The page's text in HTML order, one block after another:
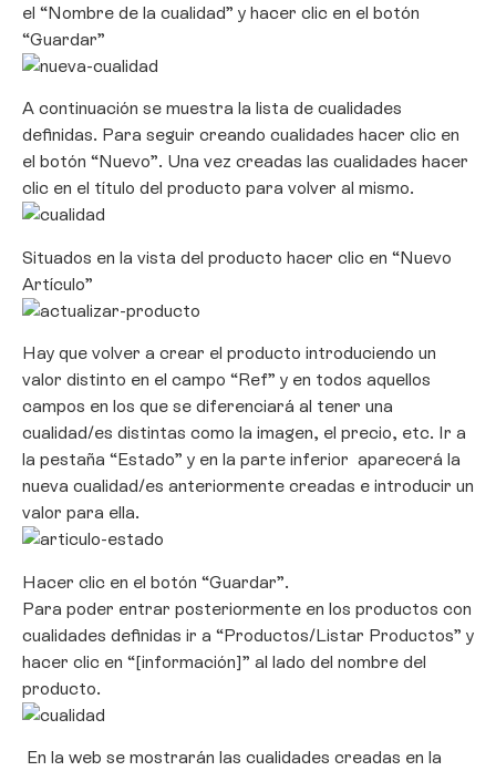
el “Nombre de la cualidad” y hacer clic en el botón
“Guardar”
A continuación se muestra la lista de cualidades
definidas. Para seguir creando cualidades hacer clic en
el botón “Nuevo”. Una vez creadas las cualidades hacer
clic en el título del producto para volver al mismo.
Situados en la vista del producto hacer clic en “Nuevo
Artículo”
Hay que volver a crear el producto introduciendo un
valor distinto en el campo “Ref” y en todos aquellos
campos en los que se diferenciará al tener una
cualidad/es distintas como la imagen, el precio, etc. Ir a
la pestaña “Estado” y en la parte inferior aparecerá la
nueva cualidad/es anteriormente creadas e introducir un
valor para ella.
Hacer clic en el botón “Guardar”.
Para poder entrar posteriormente en los productos con
cualidades definidas ir a “Productos/Listar Productos” y
hacer clic en “[información]” al lado del nombre del
producto.
En la web se mostrarán las cualidades creadas en la